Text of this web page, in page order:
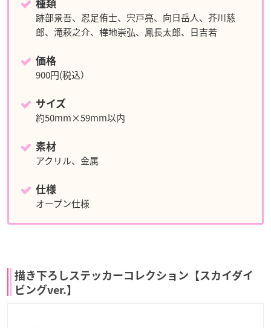
種類
跡部景吾、忍足侑士、宍戸亮、向日岳人、芥川慈
郎、滝萩之介、樺地崇弘、鳳長太郎、日吉若
価格
900円(税込）
サイズ
約50mm×59mm以内
素材
アクリル、金属
仕様
オープン仕様
描き下ろしステッカーコレクション【スカイダイ
ビングver.】